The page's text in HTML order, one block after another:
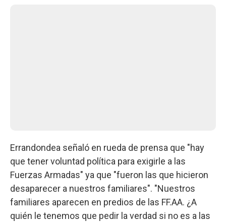
Errandondea señaló en rueda de prensa que "hay
que tener voluntad política para exigirle a las
Fuerzas Armadas" ya que "fueron las que hicieron
desaparecer a nuestros familiares". "Nuestros
familiares aparecen en predios de las FF.AA. ¿A
quién le tenemos que pedir la verdad si no es a las